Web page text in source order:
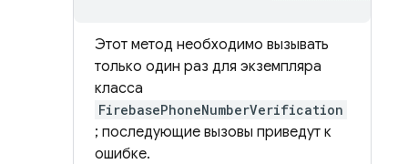
Этот метод необходимо вызывать
только один раз для экземпляра
класса
FirebasePhoneNumberVerification
; последующие вызовы приведут к
ошибке.